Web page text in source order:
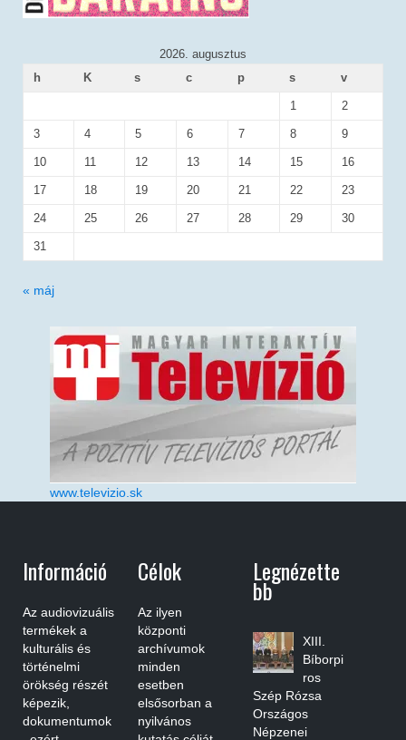
2026. augusztus
h
K s c p s v
1 2
3 4 5 6 7 8 9
10 11 12 13 14 15 16
17 18 19 20 21 22 23
24 25 26 27 28 29 30
31
« máj
www.televizio.sk
Információ
Az audiovizuális
termékek a
kulturális és
történelmi
örökség részét
képezik,
dokumentumok
Célok
Az ilyen
központi
archívumok
minden
esetben
elsősorban a
nyilvános
Legnézette
Bb
XIII.
Bíborpi
ros
Szép Rózsa
Országos
Népzenei